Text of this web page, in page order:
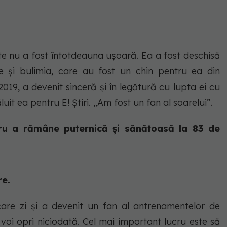
nu a fost întotdeauna ușoară. Ea a fost deschisă
și bulimia, care au fost un chin pentru ea din
a devenit sinceră și în legătură cu lupta ei cu
ea pentru E! Știri. „Am fost un fan al soarelui”.
a rămâne puternică și sănătoasă la 83 de
zi și a devenit un fan al antrenamentelor de
opri niciodată. Cel mai important lucru este să